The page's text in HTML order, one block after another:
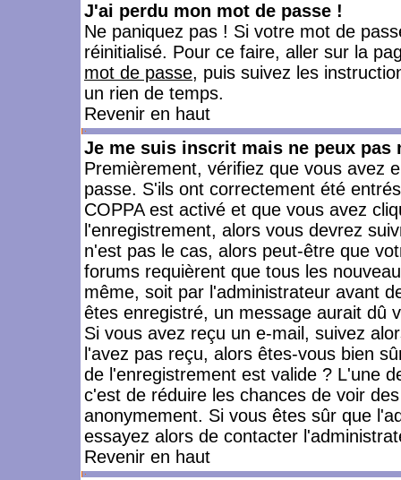
J'ai perdu mon mot de passe !
Ne paniquez pas ! Si votre mot de
réinitialisé. Pour ce faire, aller sur la
mot de passe, puis suivez les
un rien de temps.
Revenir en haut
Je me suis inscrit mais ne peux pas
Premièrement, vérifiez que vous avez
passe. S'ils ont correctement été
COPPA est activé et que vous avez
l'enregistrement, alors vous devrez
n'est pas le cas, alors peut-être que
forums requièrent que tous les
même, soit par l'administrateur avant
êtes enregistré, un message aurait dû
Si vous avez reçu un e-mail, suivez
l'avez pas reçu, alors êtes-vous bien
de l'enregistrement est valide ? L'une
c'est de réduire les chances de voir
anonymement. Si vous êtes sûr que
essayez alors de contacter
Revenir en haut